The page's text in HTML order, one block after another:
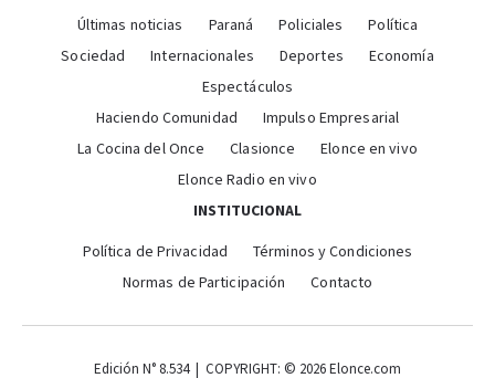
Últimas noticias Paraná Policiales
Política
Sociedad
Internacionales Deportes
Economía
Espectáculos
Haciendo Comunidad
Impulso Empresarial
La Cocina del Once
Clasionce
Elonce en vivo
Elonce Radio en vivo
INSTITUCIONAL
Política de Privacidad
Términos y Condiciones
Normas de Participación
Contacto
Edición N° 8.534 | COPYRIGHT: © 2026 Elonce.com